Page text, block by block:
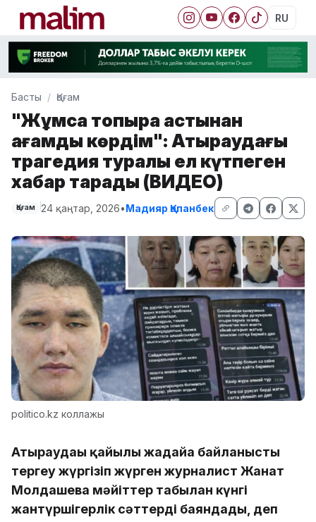
RU
Басты Қоғам
"Жұмсақ топырақ астынан
ағамды көрдім": Атыраудағы
трагедия туралы ел күтпеген
хабар тарады (ВИДЕО)
Қоғам 24 қаңтар, 2026•Мадияр Қапанбек
politico.kz коллажы
Атыраудағы қайғылы жағдайға байланысты
тергеу жүргізіп жүрген журналист Жанат
Молдашева мәйіттер табылған күнгі
жантүршігерлік сәттерді баяндады, деп